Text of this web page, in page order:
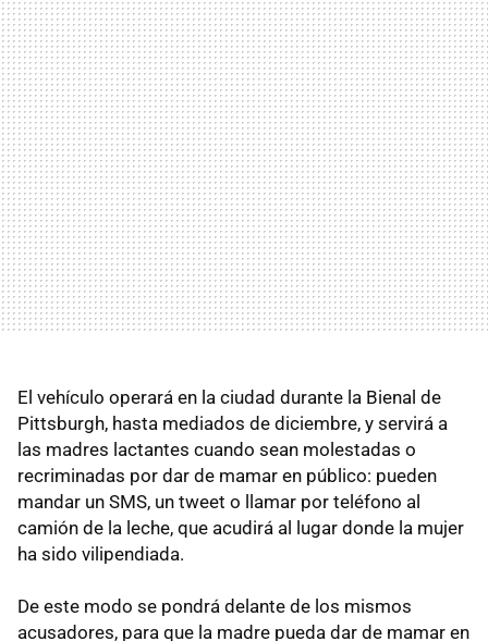
El vehículo operará en la ciudad durante la Bienal de
Pittsburgh, hasta mediados de diciembre, y servirá a
las madres lactantes cuando sean molestadas o
recriminadas por dar de mamar en público: pueden
mandar un SMS, un tweet o llamar por teléfono al
camión de la leche, que acudirá al lugar donde la mujer
ha sido vilipendiada.
De este modo se pondrá delante de los mismos
acusadores, para que la madre pueda dar de mamar en